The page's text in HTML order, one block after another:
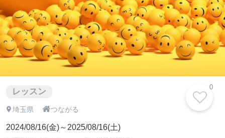
レッスン
埼玉県 つながる
2024/08/16(金)～2025/08/16(土)
0